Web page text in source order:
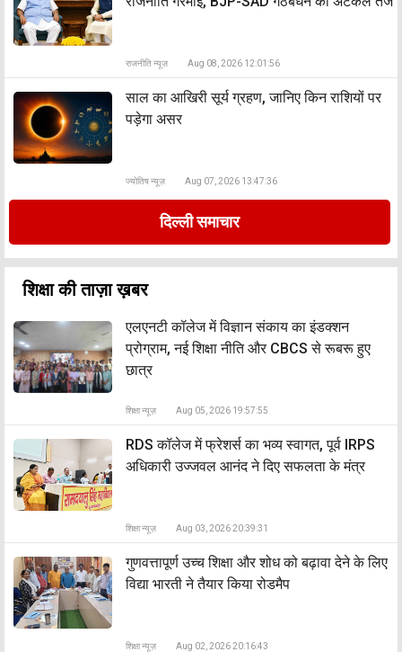
राजनीति न्यूज़ Aug 08, 2026 12:01:56
साल का आखिरी सूर्य ग्रहण, जानिए किन राशियों पर
पड़ेगा असर
ज्योतिष न्यूज़ Aug 07, 2026 13:47:36
दिल्ली समाचार
शिक्षा की ताज़ा ख़बर
एलएनटी कॉलेज में विज्ञान संकाय का इंडक्शन
प्रोग्राम, नई शिक्षा नीति और CBCS से रूबरू हुए
छात्र
शिक्षा न्यूज़ Aug 05, 2026 19:57:55
RDS कॉलेज में फ्रेशर्स का भव्य स्वागत, पूर्व IRPS
अधिकारी उज्जवल आनंद ने दिए सफलता के मंत्र
शिक्षा न्यूज़ Aug 03, 2026 20:39:31
गुणवत्तापूर्ण उच्च शिक्षा और शोध को बढ़ावा देने के लिए
विद्या भारती ने तैयार किया रोडमैप
शिक्षा न्यूज़ Aug 02, 2026 20:16:43